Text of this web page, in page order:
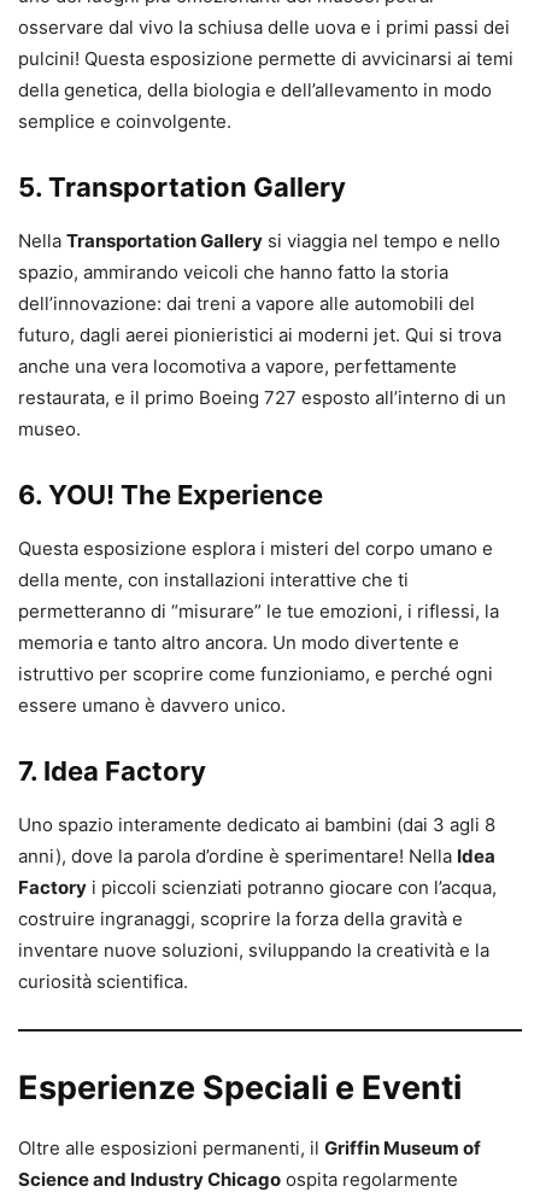
osservare dal vivo la schiusa delle uova e i primi passi dei
pulcini! Questa esposizione permette di avvicinarsi ai temi
della genetica, della biologia e dell’allevamento in modo
semplice e coinvolgente.
5. Transportation Gallery
Nella Transportation Gallery si viaggia nel tempo e nello
spazio, ammirando veicoli che hanno fatto la storia
dell’innovazione: dai treni a vapore alle automobili del
futuro, dagli aerei pionieristici ai moderni jet. Qui si trova
anche una vera locomotiva a vapore, perfettamente
restaurata, e il primo Boeing 727 esposto all’interno di un
museo.
6. YOU! The Experience
Questa esposizione esplora i misteri del corpo umano e
della mente, con installazioni interattive che ti
permetteranno di “misurare” le tue emozioni, i riflessi, la
memoria e tanto altro ancora. Un modo divertente e
istruttivo per scoprire come funzioniamo, e perché ogni
essere umano è davvero unico.
7. Idea Factory
Uno spazio interamente dedicato ai bambini (dai 3 agli 8
anni), dove la parola d’ordine è sperimentare! Nella Idea
Factory i piccoli scienziati potranno giocare con l’acqua,
costruire ingranaggi, scoprire la forza della gravità e
inventare nuove soluzioni, sviluppando la creatività e la
curiosità scientifica.
Esperienze Speciali e Eventi
Oltre alle esposizioni permanenti, il Griffin Museum of
Science and Industry Chicago ospita regolarmente